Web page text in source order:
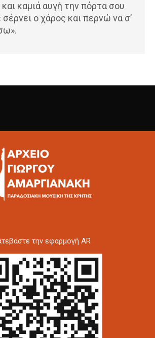
και καμιά αυγή την πόρτα σου
ο χάρος και περνώ να σ’
την εφαρμογή AR